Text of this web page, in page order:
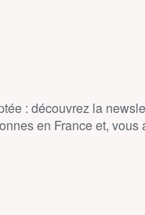
: découvrez la
en France et,